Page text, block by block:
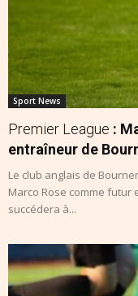
Sport News
Premier League :
entraîneur de
Le club anglais de
Marco Rose comme
succédera à...